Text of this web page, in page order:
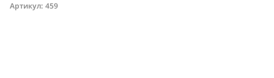
Артикул: 459